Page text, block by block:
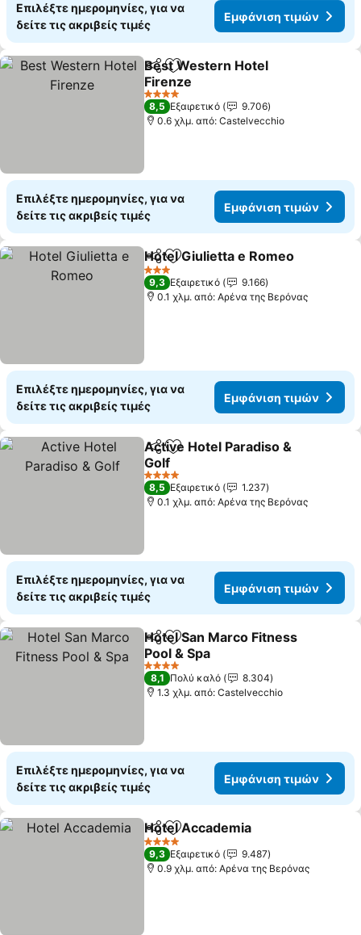
Επιλέξτε ημερομηνίες, για να
δείτε τις ακριβείς τιμές
Εμφάνιση τιμών
Κοινοποίηση
Προσθήκη στα αγαπημένα
Best Western Hotel
Firenze
4 Αστέρια
8,5 Εξαιρετικό
9.706
0.6 χλμ. από: Castelvecchio
Επιλέξτε ημερομηνίες, για να
δείτε τις ακριβείς τιμές
Εμφάνιση τιμών
Κοινοποίηση
Προσθήκη στα αγαπημένα
Hotel Giulietta e Romeo
3 Αστέρια
9,3 Εξαιρετικό
9.166
0.1 χλμ. από: Αρένα της Βερόνας
Επιλέξτε ημερομηνίες, για να
δείτε τις ακριβείς τιμές
Εμφάνιση τιμών
Κοινοποίηση
Προσθήκη στα αγαπημένα
Active Hotel Paradiso &
Golf
4 Αστέρια
8,5 Εξαιρετικό
1.237
0.1 χλμ. από: Αρένα της Βερόνας
Επιλέξτε ημερομηνίες, για να
δείτε τις ακριβείς τιμές
Εμφάνιση τιμών
Κοινοποίηση
Προσθήκη στα αγαπημένα
Hotel San Marco Fitness
Pool & Spa
4 Αστέρια
8,1 Πολύ καλό
8.304
1.3 χλμ. από: Castelvecchio
Επιλέξτε ημερομηνίες, για να
δείτε τις ακριβείς τιμές
Εμφάνιση τιμών
Κοινοποίηση
Προσθήκη στα αγαπημένα
Hotel Accademia
4 Αστέρια
9,3 Εξαιρετικό
9.487
0.9 χλμ. από: Αρένα της Βερόνας